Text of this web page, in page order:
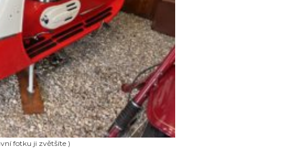
fotku ji zvětšíte )